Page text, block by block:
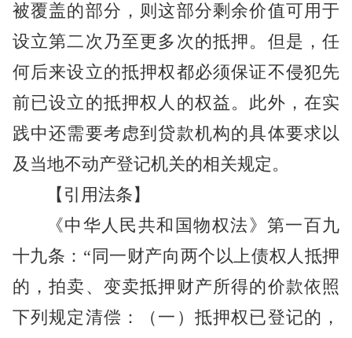
被覆盖的部分，则这部分剩余价值可用于
设立第二次乃至更多次的抵押。但是，任
何后来设立的抵押权都必须保证不侵犯先
前已设立的抵押权人的权益。此外，在实
践中还需要考虑到贷款机构的具体要求以
及当地不动产登记机关的相关规定。
【引用法条】
《中华人民共和国物权法》第一百九
十九条：“同一财产向两个以上债权人抵押
的，拍卖、变卖抵押财产所得的价款依照
下列规定清偿：（一）抵押权已登记的，